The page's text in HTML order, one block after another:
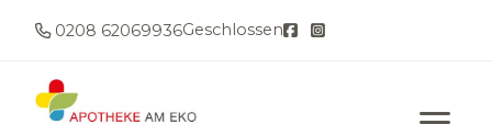
0208 62069936Geschlossen